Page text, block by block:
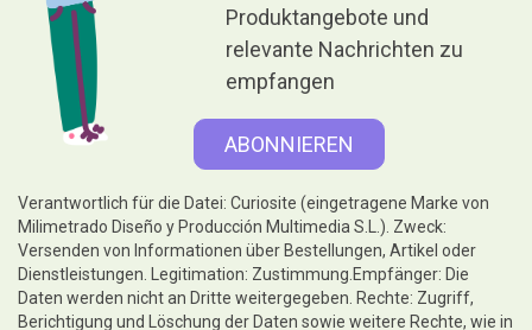
Produktangebote und
relevante Nachrichten zu
empfangen
Verantwortlich für die Datei: Curiosite (eingetragene Marke von
Milimetrado Diseño y Producción Multimedia S.L.). Zweck:
Versenden von Informationen über Bestellungen, Artikel oder
Dienstleistungen. Legitimation: Zustimmung.Empfänger: Die
Daten werden nicht an Dritte weitergegeben. Rechte: Zugriff,
Berichtigung und Löschung der Daten sowie weitere Rechte, wie in